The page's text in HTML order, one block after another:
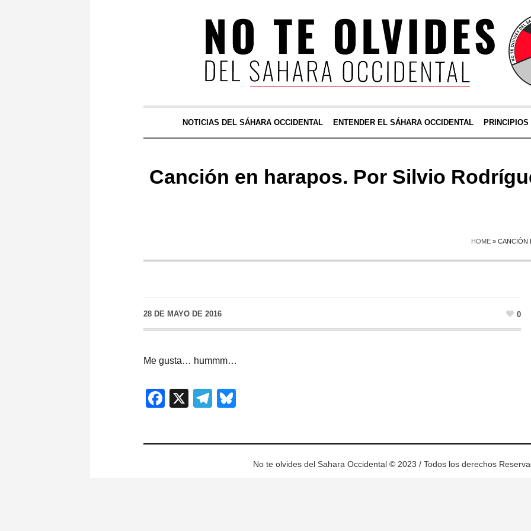
NOTICIAS DEL SÁHARA OCCIDENTAL ENTENDER EL SÁHARA OCCIDENTAL
Canción en harapos. Por Silvio
HOME » CANCIÓN
28 DE MAYO DE 2016 0
Me gusta… hummm…
Facebook
X Telegram
No te olvides del Sahara Occidental © 2023 / Todos los derechos